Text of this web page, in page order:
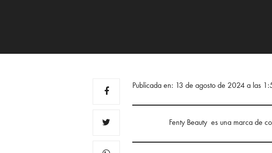
Publicada en: 13 de agosto de 2024 a las
Fenty Beauty es una marca de